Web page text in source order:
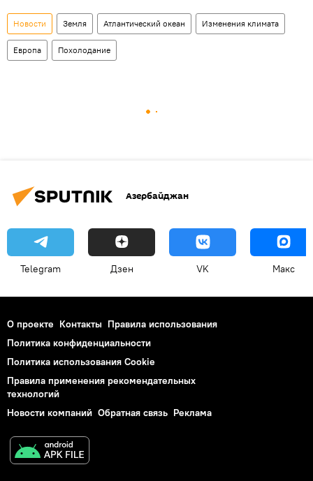
Новости Земля Атлантический океан Изменения климата
Европа Похолодание
Азербайджан
Telegram Дзен VK Макс
О проекте Контакты Правила использования
Политика конфиденциальности
Политика использования Cookie
Правила применения рекомендательных
технологий
Новости компаний Обратная связь Реклама